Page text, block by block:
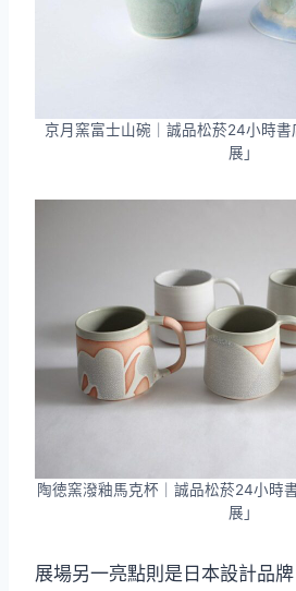
京月窯富士山碗｜誠品松菸24小時
展」
陶徳窯潑釉馬克杯｜誠品松菸24小時
展」
展場另一亮點則是日本設計品牌